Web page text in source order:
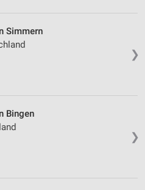
❯
Simmern
❯
Bingen
der Angebote
zur Auswahl von